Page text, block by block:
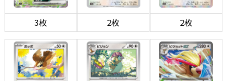
3枚 2枚 2枚